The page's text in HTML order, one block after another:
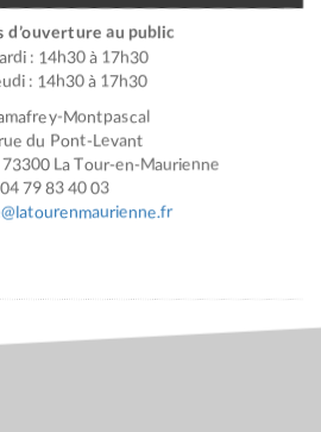
d’ouverture au public
: 14h30 à 17h30
: 14h30 à 17h30
Montpascal
du Pont-Levant
La Tour-en-Maurienne
04 79 83 40 03